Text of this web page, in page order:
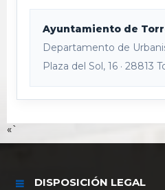
Ayuntamiento de
Departamento de
Plaza del Sol, 16 · 28813
«`
DISPOSICIÓN LEGAL